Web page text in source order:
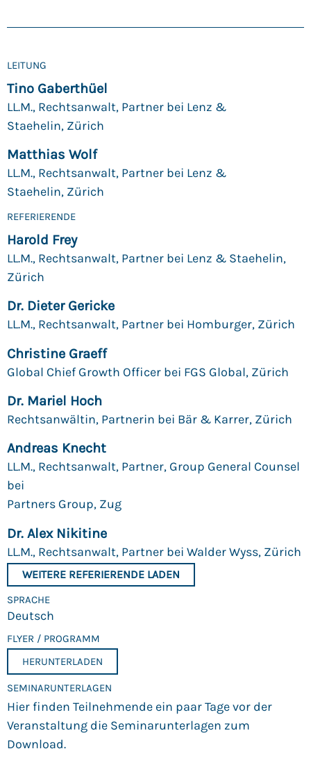
LEITUNG
Tino Gaberthüel
LL.M., Rechtsanwalt, Partner bei Lenz &
Staehelin, Zürich
Matthias Wolf
LL.M., Rechtsanwalt, Partner bei Lenz &
Staehelin, Zürich
REFERIERENDE
Harold Frey
LL.M., Rechtsanwalt, Partner bei Lenz & Staehelin,
Zürich
Dr. Dieter Gericke
LL.M., Rechtsanwalt, Partner bei Homburger, Zürich
Christine Graeff
Global Chief Growth Officer bei FGS Global, Zürich
Dr. Mariel Hoch
Rechtsanwältin, Partnerin bei Bär & Karrer, Zürich
Andreas Knecht
LL.M., Rechtsanwalt, Partner, Group General Counsel
bei
Partners Group, Zug
Dr. Alex Nikitine
LL.M., Rechtsanwalt, Partner bei Walder Wyss, Zürich
WEITERE REFERIERENDE LADEN
SPRACHE
Deutsch
FLYER / PROGRAMM
HERUNTERLADEN
SEMINARUNTERLAGEN
Hier finden Teilnehmende ein paar Tage vor der
Veranstaltung die Seminarunterlagen zum
Download.